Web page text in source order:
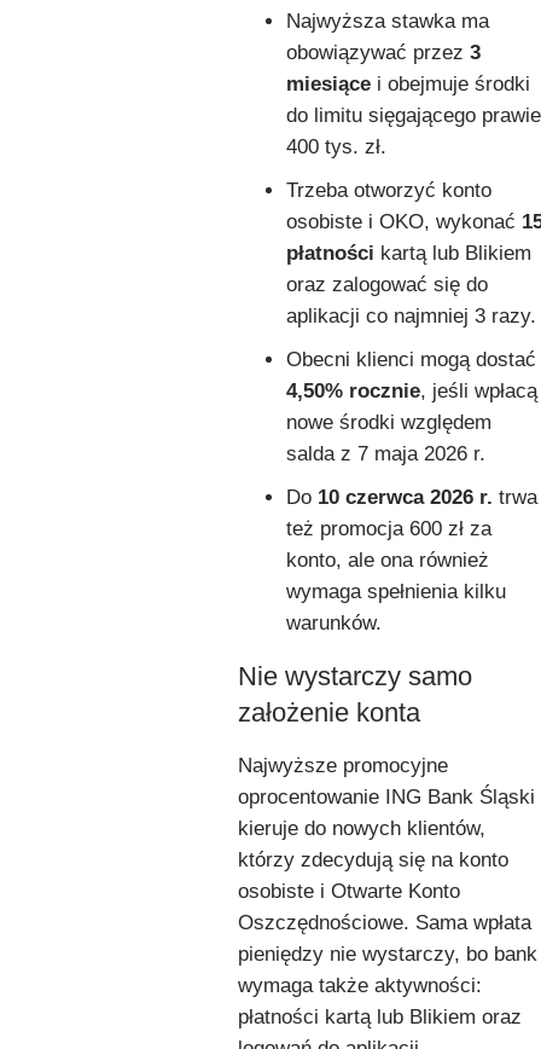
Najwyższa stawka ma
obowiązywać przez 3
miesiące i obejmuje środki
do limitu sięgającego prawie
400 tys. zł.
Trzeba otworzyć konto
osobiste i OKO, wykonać
płatności kartą lub Blikiem
oraz zalogować się do
aplikacji co najmniej 3 razy.
Obecni klienci mogą dostać
4,50% rocznie, jeśli wpłacą
nowe środki względem
salda z 7 maja 2026 r.
Do 10 czerwca 2026 r. trwa
też promocja 600 zł za
konto, ale ona również
wymaga spełnienia kilku
warunków.
Nie wystarczy samo
założenie konta
Najwyższe promocyjne
oprocentowanie ING Bank Śląski
kieruje do nowych klientów,
którzy zdecydują się na konto
osobiste i Otwarte Konto
Oszczędnościowe. Sama wpłata
pieniędzy nie wystarczy, bo bank
wymaga także aktywności:
płatności kartą lub Blikiem oraz